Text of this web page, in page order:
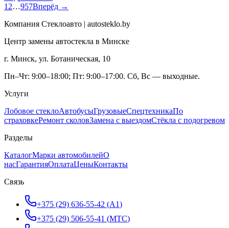
1 2…957Вперёд →
Компания Стеклоавто | autosteklo.by
Центр замены автостекла в Минске
г. Минск, ул. Ботаническая, 10
Пн–Чт: 9:00–18:00; Пт: 9:00–17:00. Сб, Вс — выходные.
Услуги
Лобовое стеклоАвтобусыГрузовыеСпецтехникаПо
страховкеРемонт сколовЗамена с выездомСтёкла с подогревом
Разделы
КаталогМарки автомобилейО
насГарантияОплатаЦеныКонтакты
Связь
+375 (29) 636-55-42 (A1)
+375 (29) 506-55-41 (МТС)